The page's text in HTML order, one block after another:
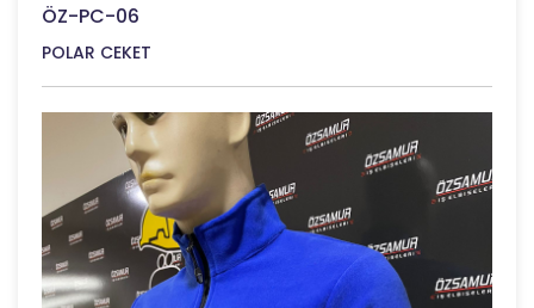
ÖZ-PC-06
POLAR CEKET